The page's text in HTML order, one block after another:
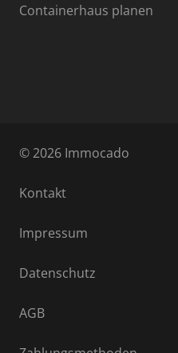
Containerhaus planen
© 2026 Immocado
Kontakt
Impressum
Datenschutz
AGB